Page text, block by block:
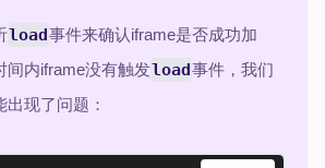
load事件来确认iframe是否成功加
间内iframe没有触发load事件，我们
现了问题：